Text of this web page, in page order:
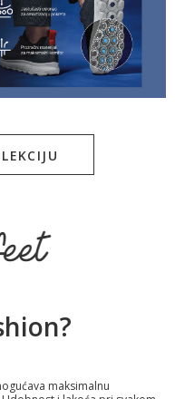
maksimalnu